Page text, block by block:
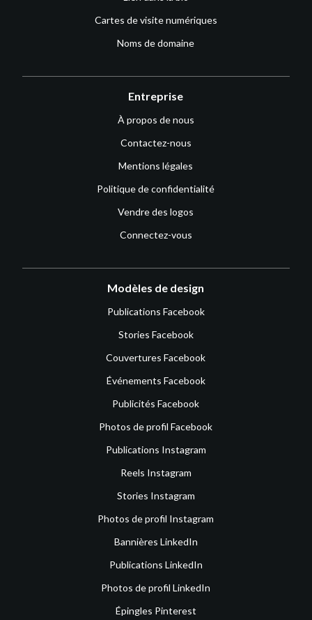
Cartes de visite numériques
Noms de domaine
Entreprise
À propos de nous
Contactez-nous
Mentions légales
Politique de confidentialité
Vendre des logos
Connectez-vous
Modèles de design
Publications Facebook
Stories Facebook
Couvertures Facebook
Événements Facebook
Publicités Facebook
Photos de profil Facebook
Publications Instagram
Reels Instagram
Stories Instagram
Photos de profil Instagram
Bannières LinkedIn
Publications LinkedIn
Photos de profil LinkedIn
Épingles Pinterest